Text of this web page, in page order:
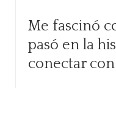
Me fascinó
pasó en la
conectar